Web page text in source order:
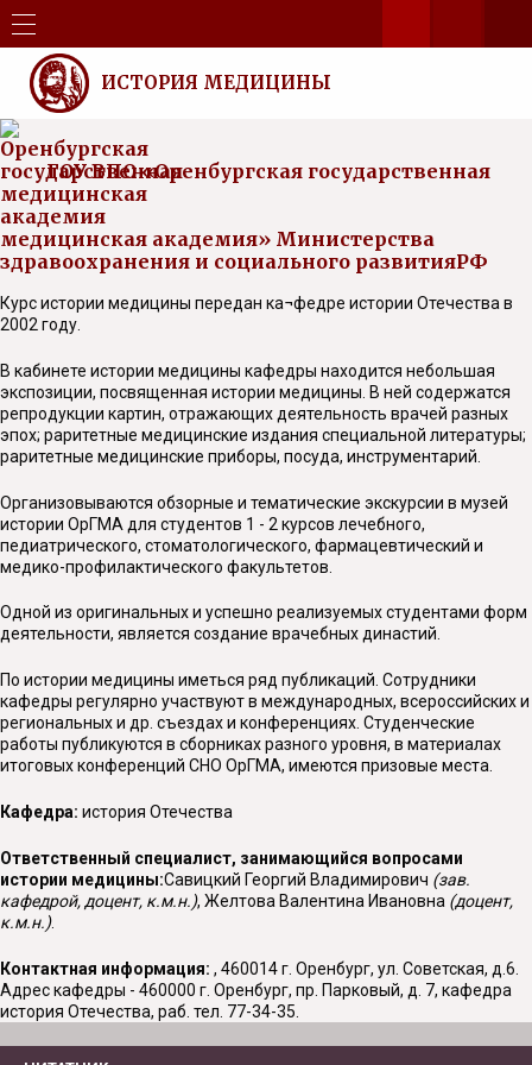
ИСТОРИЯ МЕДИЦИНЫ
ГОУ ВПО «Оренбургская государственная
медицинская академия» Министерства
здравоохранения и социального развитияРФ
Курс истории медицины передан ка¬федре истории Отечества в
2002 году.
В кабинете истории медицины кафедры находится небольшая
экспозиции, посвященная истории медицины. В ней содержатся
репродукции картин, отражающих деятельность врачей разных
эпох; раритетные медицинские издания специальной литературы;
раритетные медицинские приборы, посуда, инструментарий.
Организовываются обзорные и тематические экскурсии в музей
истории ОрГМА для студентов 1 - 2 курсов лечебного,
педиатрического, стоматологического, фармацевтический и
медико-профилактического факультетов.
Одной из оригинальных и успешно реализуемых студентами форм
деятельности, является создание врачебных династий.
По истории медицины иметься ряд публикаций. Сотрудники
кафедры регулярно участвуют в международных, всероссийских и
региональных и др. съездах и конференциях. Студенческие
работы публикуются в сборниках разного уровня, в материалах
итоговых конференций СНО ОрГМА, имеются призовые места.
Кафедра: история Отечества
Ответственный специалист, занимающийся вопросами
истории медицины:Савицкий Георгий Владимирович (зав.
кафедрой, доцент, к.м.н.), Желтова Валентина Ивановна (доцент,
к.м.н.).
Контактная информация: , 460014 г. Оренбург, ул. Советская, д.6.
Адрес кафедры - 460000 г. Оренбург, пр. Парковый, д. 7, кафедра
история Отечества, раб. тел. 77-34-35.